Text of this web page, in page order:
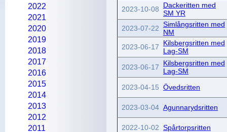
2023-10-08
Dackeritten med
SM YR
2023-07-22 Simlångsritten med
NM
2023-06-17
Kilsbergsritten med
Lag-SM
2023-06-17
Kilsbergsritten med
Lag-SM
2023-04-15 Övedsritten
2023-03-04 Agunnarydsritten
2022-10-02 Spårtorpsritten
2022
2021
2020
2019
2018
2017
2016
2015
2014
2013
2012
2011